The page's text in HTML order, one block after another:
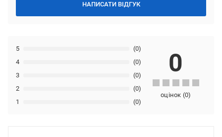
НАПИСАТИ ВІДГУК
1 (0)
2 (0)
3 (0)
4 (0)
5 (0)
0
оцінок (0)